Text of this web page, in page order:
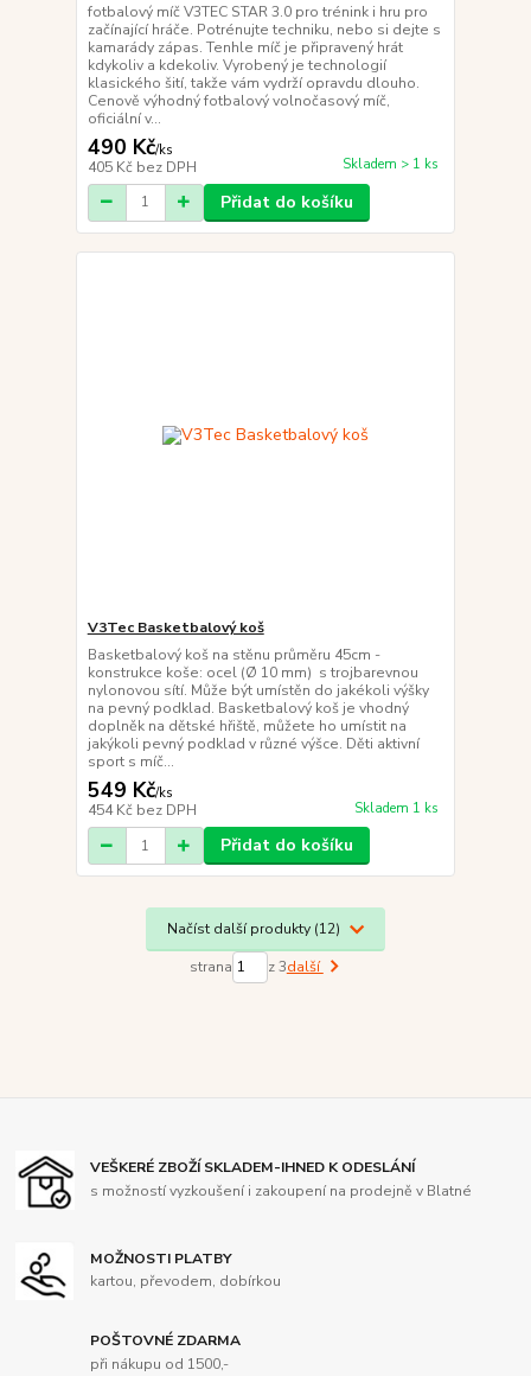
fotbalový míč V3TEC STAR 3.0 pro trénink i hru pro
začínající hráče. Potrénujte techniku, nebo si dejte s
kamarády zápas. Tenhle míč je připravený hrát
kdykoliv a kdekoliv. Vyrobený je technologií
klasického šití, takže vám vydrží opravdu dlouho.
Cenově výhodný fotbalový volnočasový míč,
oficiální v...
490 Kč/ks
405 Kč bez DPH Skladem > 1 ks
Přidat do košíku
V3Tec Basketbalový koš
Basketbalový koš na stěnu průměru 45cm -
konstrukce koše: ocel (Ø 10 mm) s trojbarevnou
nylonovou sítí. Může být umístěn do jakékoli výšky
na pevný podklad. Basketbalový koš je vhodný
doplněk na dětské hřiště, můžete ho umístit na
jakýkoli pevný podklad v různé výšce. Děti aktivní
sport s míč...
549 Kč/ks
454 Kč bez DPH Skladem 1 ks
Přidat do košíku
Načíst další produkty (12)
strana z 3další
VEŠKERÉ ZBOŽÍ SKLADEM-IHNED K ODESLÁNÍ
s možností vyzkoušení i zakoupení na prodejně v Blatné
MOŽNOSTI PLATBY
kartou, převodem, dobírkou
POŠTOVNÉ ZDARMA
při nákupu od 1500,-